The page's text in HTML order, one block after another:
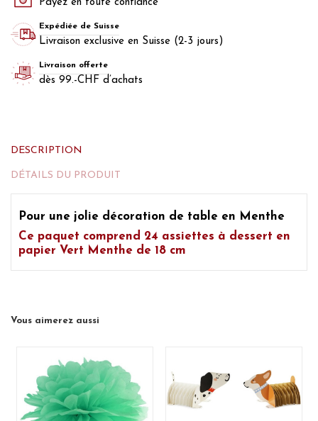
Payez en toute confiance
Expédiée de Suisse
Livraison exclusive en Suisse (2-3 jours)
Livraison offerte
dès 99.-CHF d’achats
DESCRIPTION
DÉTAILS DU PRODUIT
Pour une jolie décoration de table en Menthe
Ce paquet comprend 24 assiettes à dessert en
papier Vert Menthe de 18 cm
Vous aimerez aussi